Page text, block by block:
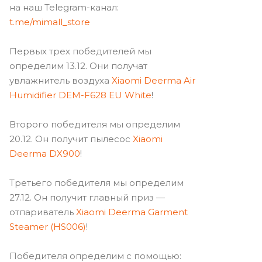
на наш Telegram-канал:
t.me/mimall_store
Первых трех победителей мы
определим 13.12. Они получат
увлажнитель воздуха Xiaomi Deerma Air
Humidifier DEM-F628 EU White!
Второго победителя мы определим
20.12. Он получит пылесос Xiaomi
Deerma DX900!
Третьего победителя мы определим
27.12. Он получит главный приз —
отпариватель Xiaomi Deerma Garment
Steamer (HS006)!
Победителя определим с помощью: